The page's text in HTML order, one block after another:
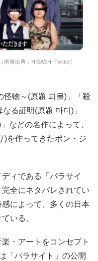
像出典：HISASHI Twitter）
怪物～(原題 괴물)」「殺
る証明(原題 마더)」
などの名作によって、
)を作ってきたポン・ジ
ィである「パラサイ
全にネタバレされてい
によって、多くの日本
いる。
・アートをコンセプト
「パラサイト」の公開